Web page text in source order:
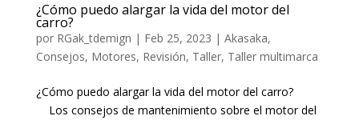
¿Cómo puedo alargar la vida del motor del
carro?
por RGak_tdemign | Feb 25, 2023 | Akasaka,
Consejos, Motores, Revisión, Taller, Taller multimarca
¿Cómo puedo alargar la vida del motor del carro?
Los consejos de mantenimiento sobre el motor del